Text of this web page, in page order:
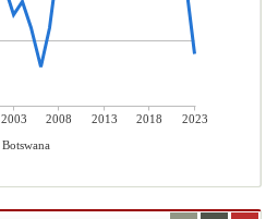
2003 2008 2013 2018
2023
Botswana